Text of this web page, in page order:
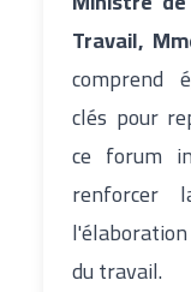
Travail,
comprend
clés pour
ce forum
renforcer
du travail.